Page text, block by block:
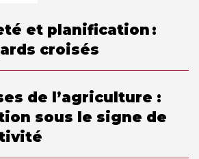
et planification :
croisés
de l’agriculture :
sous le signe de